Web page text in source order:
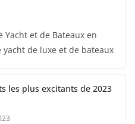
et de Bateaux en
de luxe et de bateaux
les plus excitants de 2023